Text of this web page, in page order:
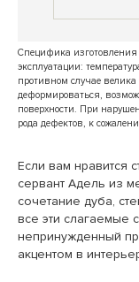
Специфика изготовления
эксплуатации:
противном случае велика
деформироваться,
поверхности. При
рода дефектов, к
Если вам нравится
сервант Адель из
сочетание дуба,
все эти слагаемые
непринужденный
акцентом в